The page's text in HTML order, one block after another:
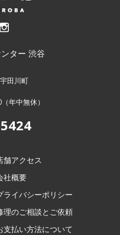
ター 渋谷
田川町
年中無休）
舗アクセス
社概要
ライバシーポリシー
理のご相談とご依頼
支払い方法について